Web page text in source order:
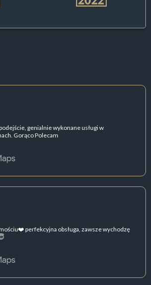
genialnie wykonane usługi w
Gorąco Polecam
perfekcyjna obsługa, zawsze wychodzę